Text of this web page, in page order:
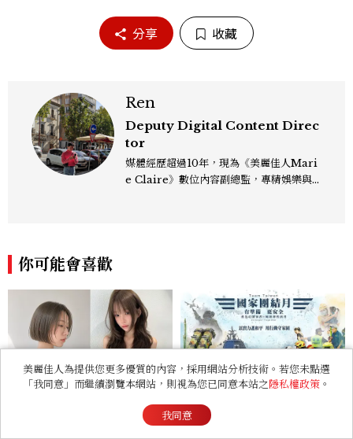
分享 收藏
Ren
Deputy Digital Content Direc
tor
媒體經歷超過10年，現為《美麗佳人Mari
e Claire》數位內容副總監，專精娛樂與
你可能會喜歡
色！韓國正流行，專治紅橘
感，不漂也能染出高級透明感
7南部第一波，演習時間、可
以出門嗎？罰款懶人包
美麗佳人為提供您更多優質的內容，採用網站分析技術。若您未點選
「我同意」而繼續瀏覽本網站，則視為您已同意本站之隱私權政策 。
我同意